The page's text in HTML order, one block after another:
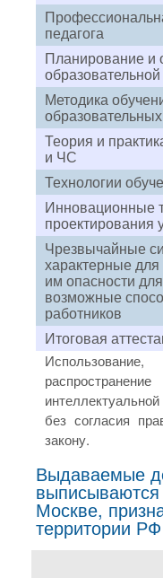
педагога
Планирование и
Методика
Теория и
и ЧС
Технологии
Инновационные
проектирования
Чрезвычайные
характерные
им опасности
возможные
работников
Итоговая
без согласия
закону.
Выдаваемые
выписываются
Москве,
территории